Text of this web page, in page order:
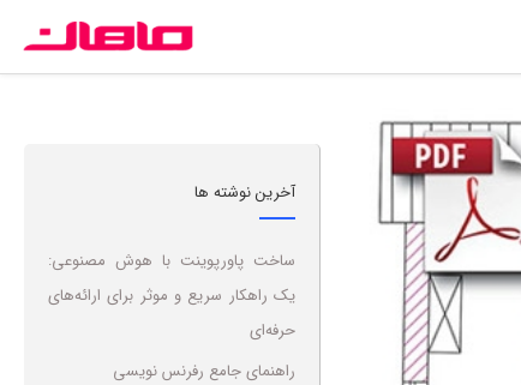
آخرین نوشته ها
ساخت پاورپوینت با هوش مصنوعی:
یک راهکار سریع و موثر برای ارائه‌های
حرفه‌ای
راهنمای جامع رفرنس نویسی